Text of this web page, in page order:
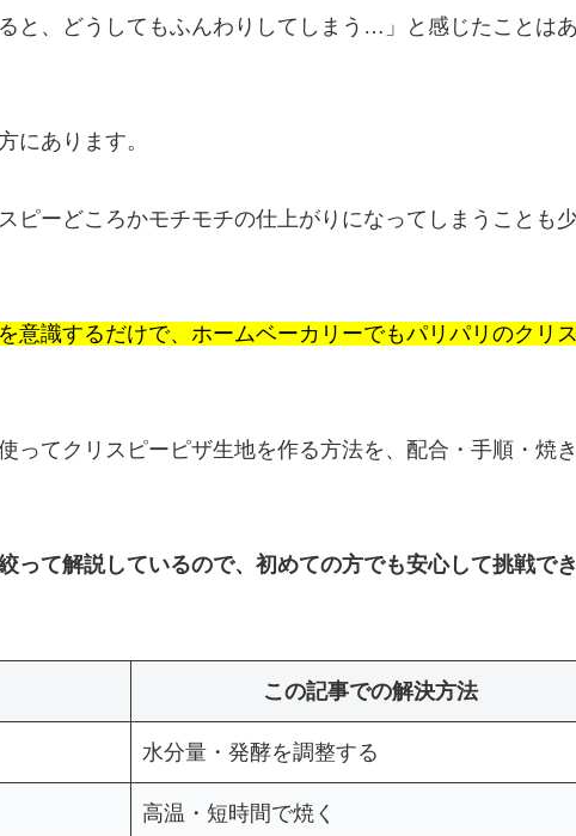
と、どうしてもふんわりしてしまう…」と感じたことは
にあります。
ピーどころかモチモチの仕上がりになってしまうことも
意識するだけで、ホームベーカリーでもパリパリのクリ
ってクリスピーピザ生地を作る方法を、配合・手順・焼
って解説しているので、初めての方でも安心して挑戦で
この記事での解決方法
水分量・発酵を調整する
高温・短時間で焼く